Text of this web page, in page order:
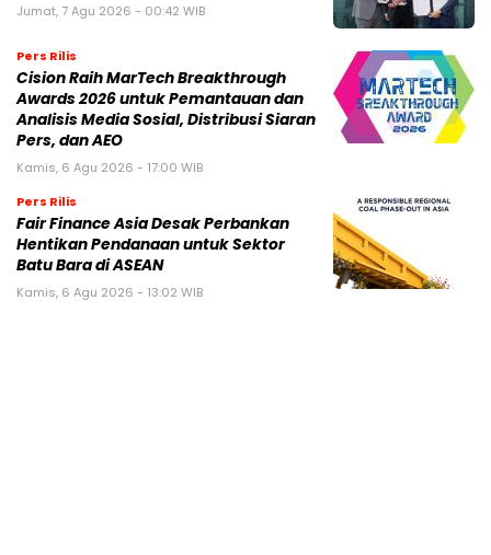
Jumat, 7 Agu 2026 - 00:42 WIB
Pers Rilis
Cision Raih MarTech Breakthrough
Awards 2026 untuk Pemantauan dan
Analisis Media Sosial, Distribusi Siaran
Pers, dan AEO
Kamis, 6 Agu 2026 - 17:00 WIB
Pers Rilis
Fair Finance Asia Desak Perbankan
Hentikan Pendanaan untuk Sektor
Batu Bara di ASEAN
Kamis, 6 Agu 2026 - 13:02 WIB